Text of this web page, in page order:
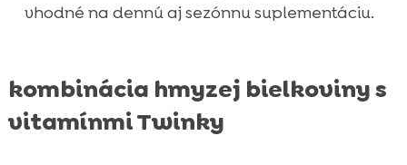
vhodné na dennú aj sezónnu suplementáciu.
kombinácia hmyzej bielkoviny s
vitamínmi Twinky